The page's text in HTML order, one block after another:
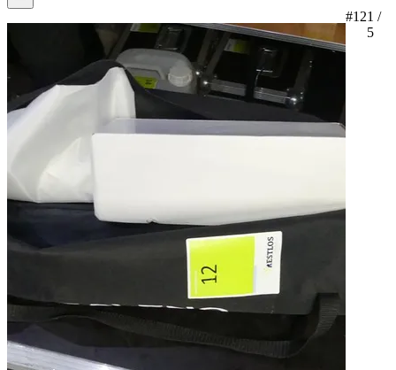
#121 /
5